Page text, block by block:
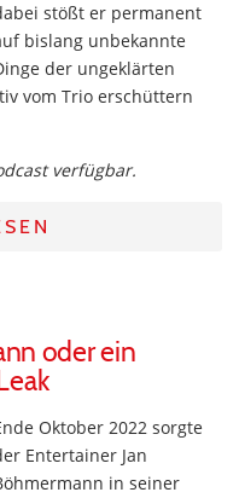
stößt er permanent
bislang unbekannte
der ungeklärten
vom Trio erschüttern
verfügbar.
oder ein
Oktober 2022 sorgte
Entertainer Jan
in seiner